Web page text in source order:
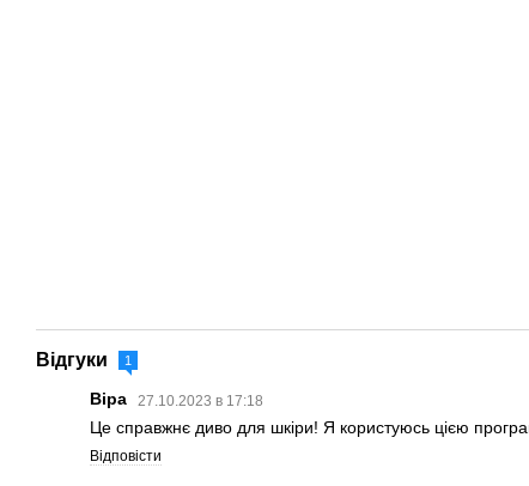
Відгуки 1
Віра 27.10.2023 в 17:18
Це справжнє диво для шкіри! Я користуюсь цією
Відповісти